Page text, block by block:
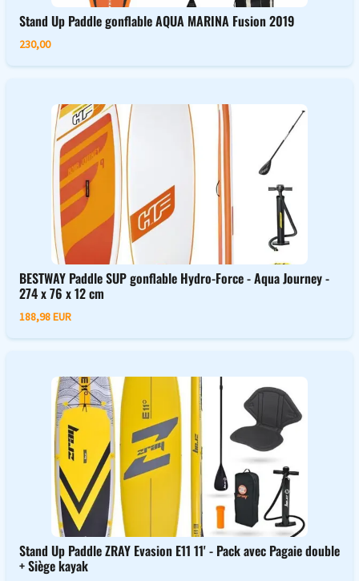
Stand Up Paddle gonflable AQUA MARINA Fusion 2019
230,00
BESTWAY Paddle SUP gonflable Hydro-Force - Aqua Journey -
274 x 76 x 12 cm
188,98 EUR
Stand Up Paddle ZRAY Evasion E11 11' - Pack avec Pagaie double
+ Siège kayak